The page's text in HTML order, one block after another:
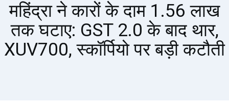
महिंद्रा ने कारों के दाम 1.56 लाख
तक घटाए: GST 2.0 के बाद थार,
XUV700, स्कॉर्पियो पर बड़ी कटौती